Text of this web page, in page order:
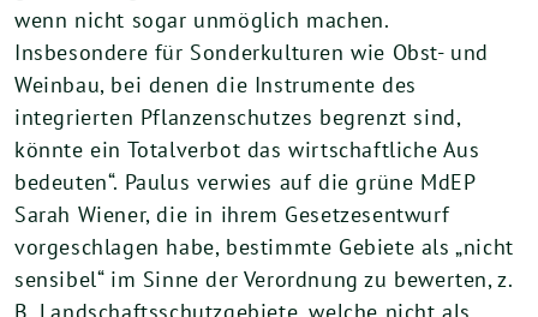
wenn nicht sogar unmöglich machen.
Insbesondere für Sonderkulturen wie Obst- und
Weinbau, bei denen die Instrumente des
integrierten Pflanzenschutzes begrenzt sind,
könnte ein Totalverbot das wirtschaftliche Aus
bedeuten“. Paulus verwies auf die grüne MdEP
Sarah Wiener, die in ihrem Gesetzesentwurf
vorgeschlagen habe, bestimmte Gebiete als „nicht
sensibel“ im Sinne der Verordnung zu bewerten, z.
B. Landschaftsschutzgebiete, welche nicht als